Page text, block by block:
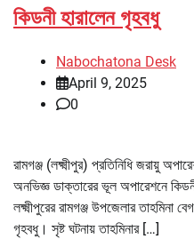
কিডনী হারালেন গৃহবধু
Nabochatona Desk
April 9, 2025
0
রামগঞ্জ (লক্ষ্মীপুর) প্রতিনিধি জরায়ু
অনভিজ্ঞ ডাক্তারের ভূল অপারেশনে
লক্ষ্মীপুরের রামগঞ্জ উপজেলার তাহমিনা
গৃহবধু। সৃষ্ট ঘটনায় তাহমিনার […]